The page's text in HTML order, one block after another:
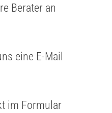
Berater an
eine E-Mail
im Formular